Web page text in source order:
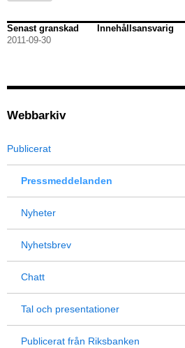
Senast granskad
2011-09-30
Innehållsansvarig
Webbarkiv
Publicerat
Pressmeddelanden
Nyheter
Nyhetsbrev
Chatt
Tal och presentationer
Publicerat från Riksbanken